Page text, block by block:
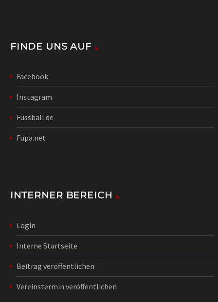
FINDE UNS AUF
Facebook
Instagram
Fussball.de
Fupa.net
INTERNER BEREICH
Login
Interne Startseite
Beitrag veröffentlichen
Vereinstermin veröffentlichen